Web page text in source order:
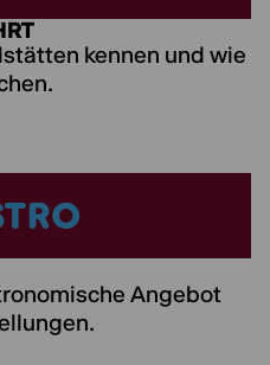
kennen und wie
Angebot